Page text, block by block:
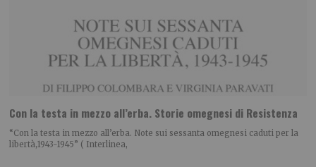
Con la testa in mezzo all’erba. Storie omegnesi di Resistenza
“Con la testa in mezzo all’erba. Note sui sessanta omegnesi caduti per la
libertà,1943-1945” ( Interlinea,